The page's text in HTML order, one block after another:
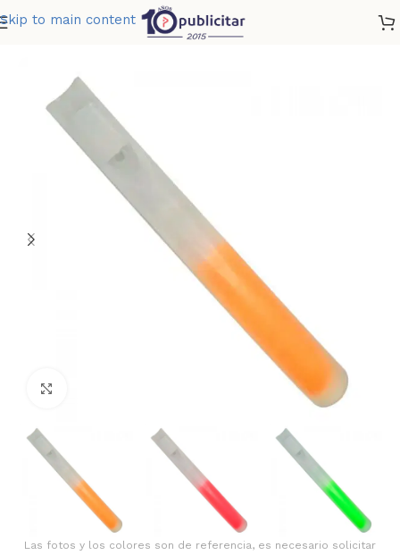
Skip to main content
GLOWSTICK PITO
Las fotos y los colores son de referencia, es necesario solicitar